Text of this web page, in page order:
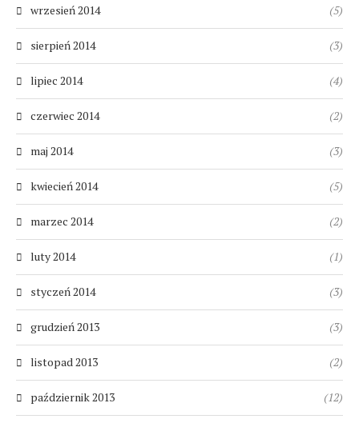
wrzesień 2014 (5)
sierpień 2014 (3)
lipiec 2014 (4)
czerwiec 2014 (2)
maj 2014 (3)
kwiecień 2014 (5)
marzec 2014 (2)
luty 2014 (1)
styczeń 2014 (3)
grudzień 2013 (3)
listopad 2013 (2)
październik 2013 (12)